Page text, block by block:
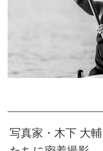
写真家・木下 大